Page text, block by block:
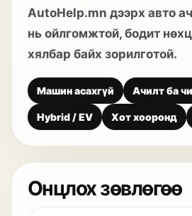
AutoHelp.mn дээрх авто
нь ойлгомжтой, бодит
хялбар байх зорилготой.
Машин асахгүй Ачилт ба
Hybrid / EV Хот хооронд
Онцлох зөвлөгөө